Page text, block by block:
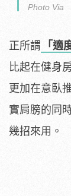
Photo Via
正所謂 「適
比起在健身
更加在意臥
實肩膀的同
幾招來用。